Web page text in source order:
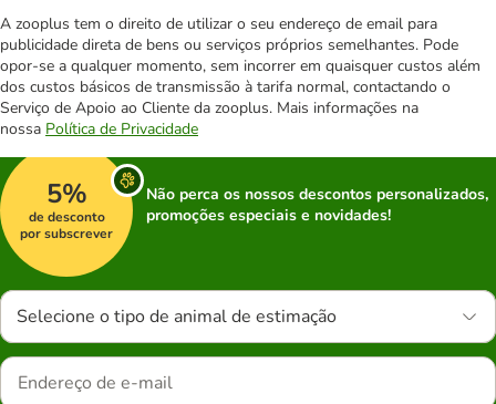
A zooplus tem o direito de utilizar o seu endereço de email para
publicidade direta de bens ou serviços próprios semelhantes. Pode
opor-se a qualquer momento, sem incorrer em quaisquer custos além
dos custos básicos de transmissão à tarifa normal, contactando o
Serviço de Apoio ao Cliente da zooplus. Mais informações na
nossa Política de Privacidade
5%
de desconto
por subscrever
Não perca os nossos descontos personalizados,
promoções especiais e novidades!
Selecione o tipo de animal de estimação